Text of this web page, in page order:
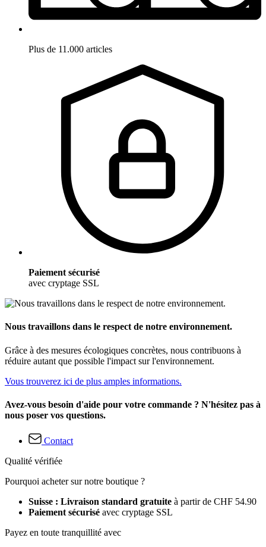
Plus de 11.000 articles
Paiement sécurisé
avec cryptage SSL
Nous travaillons dans le respect de notre environnement.
Grâce à des mesures écologiques concrètes, nous contribuons à
réduire autant que possible l'impact sur l'environnement.
Vous trouverez ici de plus amples informations.
Avez-vous besoin d'aide pour votre commande ? N'hésitez pas à
nous poser vos questions.
Contact
Qualité vérifiée
Pourquoi acheter sur notre boutique ?
Suisse : Livraison standard gratuite à partir de CHF 54.90
Paiement sécurisé avec cryptage SSL
Payez en toute tranquillité avec